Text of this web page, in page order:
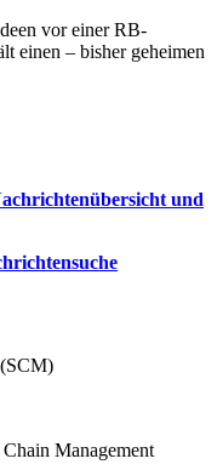
vor einer RB-
einen – bisher geheimen
und
Management